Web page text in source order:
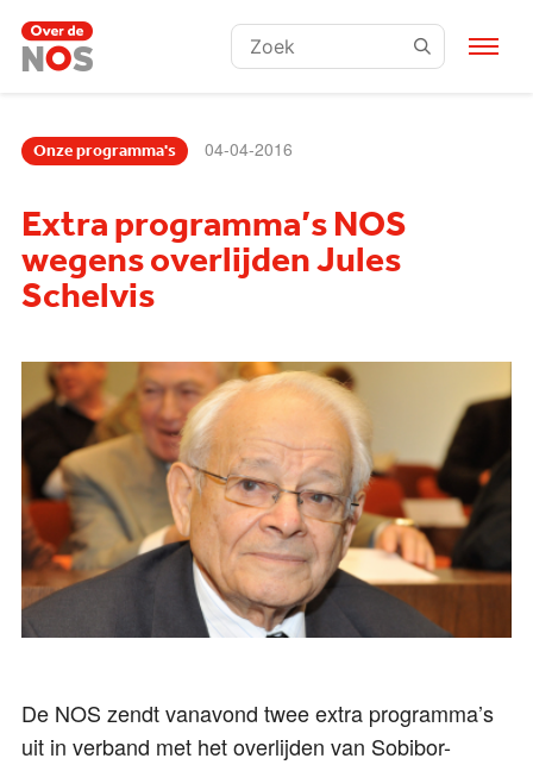
Zoeken:
Onze programma's 04-04-2016
Extra programma’s NOS
wegens overlijden Jules
Schelvis
De NOS zendt vanavond twee extra programma’s
uit in verband met het overlijden van Sobibor-